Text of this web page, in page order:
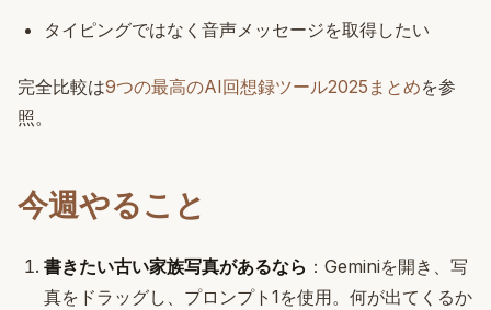
タイピングではなく音声メッセージを取得したい
完全比較は9つの最高のAI回想録ツール2025まとめを参
照。
今週やること
書きたい古い家族写真があるなら ：Geminiを開き、写
真をドラッグし、プロンプト1を使用。何が出てくるか